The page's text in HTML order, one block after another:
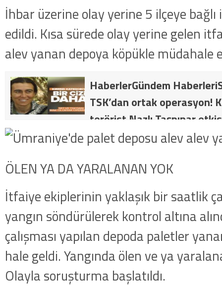
İhbar üzerine olay yerine 5 ilçeye
edildi. Kısa sürede olay yerine gelen
alev yanan depoya köpükle müdahale
HaberlerGündem
TSK’dan ortak operasyon!
terörist Nazlı Taşpınar
dakika: MİT ve TSK’dan
getirildi .
ÖLEN YA DA YARALANAN YOK
İtfaiye ekiplerinin yaklaşık bir saatlik
yangın söndürülerek kontrol altına
çalışması yapılan depoda paletler
hale geldi. Yangında ölen ve ya
Olayla soruşturma başlatıldı.